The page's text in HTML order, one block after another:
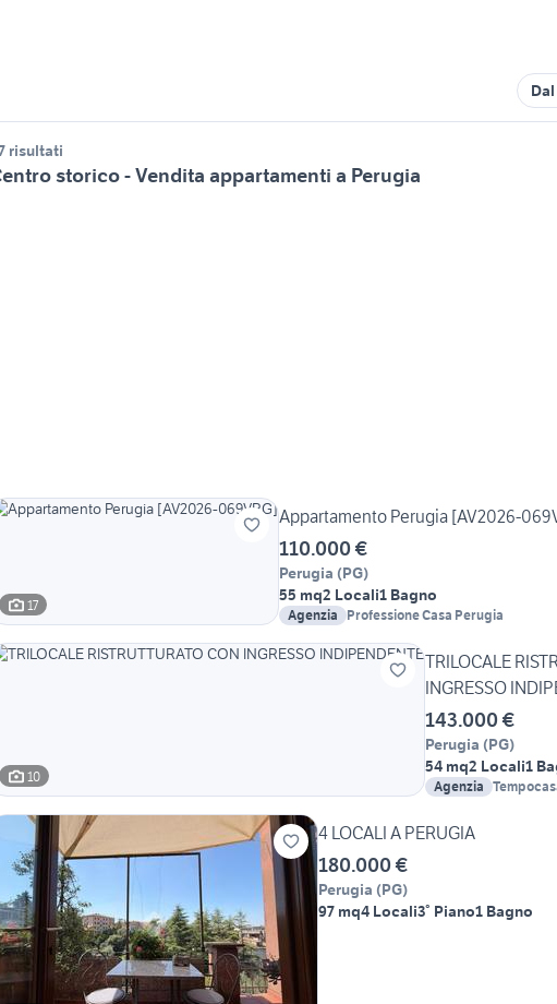
risultati
storico - Vendita appartamenti a Perugia
17
Appartamento Perugia [AV2026-
110.000 €
Perugia (PG)
55 mq2 Locali1 Bagno
Agenzia Professione Casa Perugia
10
TRILOCALE
INGRESSO
143.000 €
Perugia (PG)
54 mq2 Locali1
Agenzia
4 LOCALI A PERUGIA
180.000 €
Perugia (PG)
97 mq4 Locali3° Piano1 Bagno